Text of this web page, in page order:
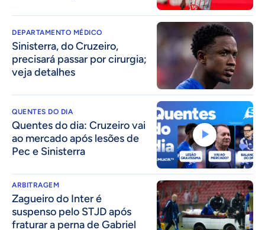
DEPARTAMENTO MÉDICO
Sinisterra, do Cruzeiro,
precisará passar por cirurgia;
veja detalhes
QUENTES DO DIA
Quentes do dia: Cruzeiro vai
ao mercado após lesões de
Pec e Sinisterra
ARBITRAGEM
Zagueiro do Inter é
suspenso pelo STJD após
fraturar a perna de Gabriel